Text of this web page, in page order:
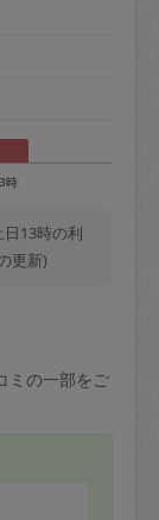
時
13時の利
更新)
ミの一部をご